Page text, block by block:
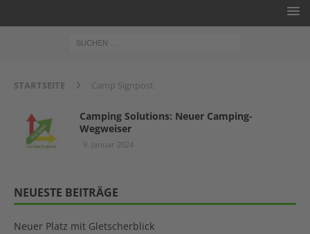
STARTSEITE Camp Signpost
Camping Solutions: Neuer Camping-
Wegweiser
9. Januar 2024
NEUESTE BEITRÄGE
Neuer Platz mit Gletscherblick